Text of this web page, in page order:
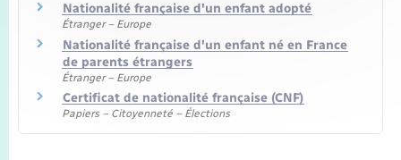
Nationalité française d'un enfant adopté
Étranger – Europe
Nationalité française d'un enfant né en France
de parents étrangers
Étranger – Europe
Certificat de nationalité française (CNF)
Papiers – Citoyenneté – Élections